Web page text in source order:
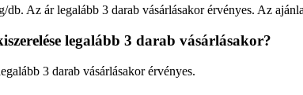
Az ár legalább 3 darab vásárlásakor érvényes. Az
legalább 3 darab vásárlásakor?
3 darab vásárlásakor érvényes.